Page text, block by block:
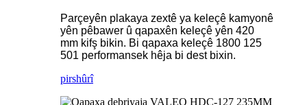
Parçeyên plakaya zextê ya keleçê kamyonê
yên pêbawer û qapaxên keleçê yên 420
mm kifş bikin. Bi qapaxa keleçê 1800 125
501 performansek hêja bi dest bixin.
pirshûrî